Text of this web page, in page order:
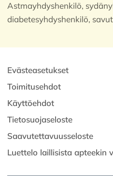
Astmayhdyshenkilö,
diabetesyhdyshenkilö,
Evästeasetukset
Toimitusehdot
Käyttöehdot
Tietosuojaseloste
Saavutettavuusseloste
Luettelo laillisista apteekin